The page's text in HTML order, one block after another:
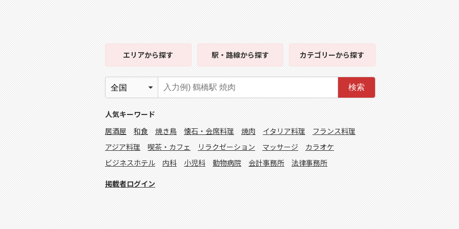
エリアから探す 駅・路線から探す カテゴリーから探す
検索
人気キーワード
居酒屋
和食 焼き鳥 懐石・会席料理 焼肉 イタリア料理
フランス料理
アジア料理
喫茶・カフェ リラクゼーション マッサージ
カラオケ
ビジネスホテル
内科 小児科 動物病院 会計事務所 法律事務所
掲載者ログイン